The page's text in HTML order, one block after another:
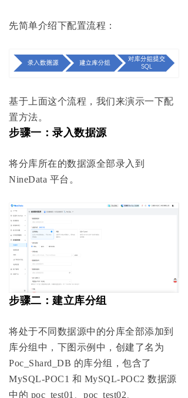
先简单介绍下配置流程：
基于上面这个流程，我们来演示一下配
置方法。
步骤一：录入数据源
将分库所在的数据源全部录入到
NineData 平台。
步骤二：建立库分组
将处于不同数据源中的分库全部添加到
库分组中，下图示例中，创建了名为
Poc_Shard_DB 的库分组，包含了
MySQL-POC1 和 MySQL-POC2 数据源
中的 poc_test01、poc_test02、